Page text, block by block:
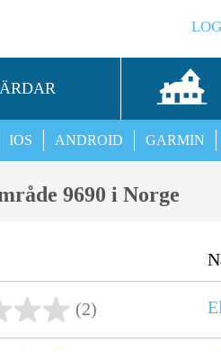
GARMIN
ANDROID
IOS
9690 i Norge
(2)